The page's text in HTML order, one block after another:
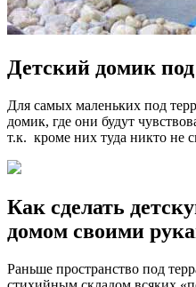
Детский домик под
Для самых маленьких под
домик, где они будут
т.к. кроме них туда никто не
Как сделать
домом своими
Раньше пространство под